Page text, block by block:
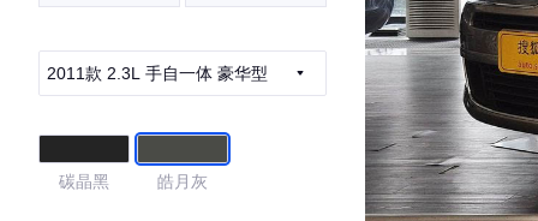
2011款 2.3L 手自一体 豪华型
碳晶黑 皓月灰